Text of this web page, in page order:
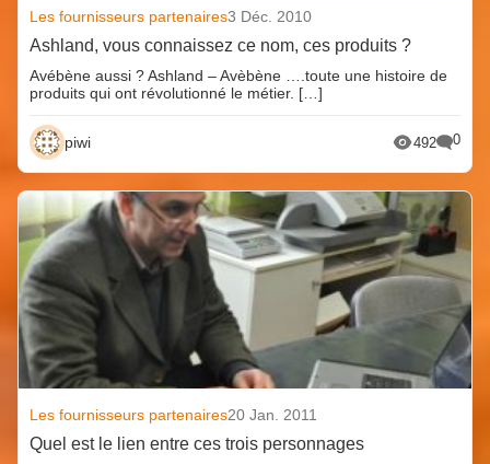
Les fournisseurs partenaires3 Déc. 2010
Ashland, vous connaissez ce nom, ces produits ?
Avébène aussi ? Ashland – Avèbène ….toute une histoire de
produits qui ont révolutionné le métier. […]
piwi 492 0
Les fournisseurs partenaires20 Jan. 2011
Quel est le lien entre ces trois personnages